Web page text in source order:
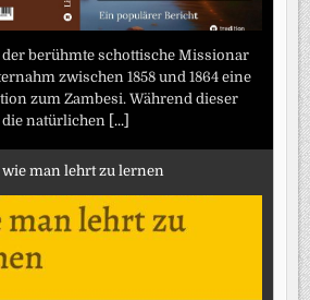
berühmte schottische Missionar
zwischen 1858 und 1864 eine
zum Zambesi. Während dieser
natürlichen [...]
man lehrt zu lernen